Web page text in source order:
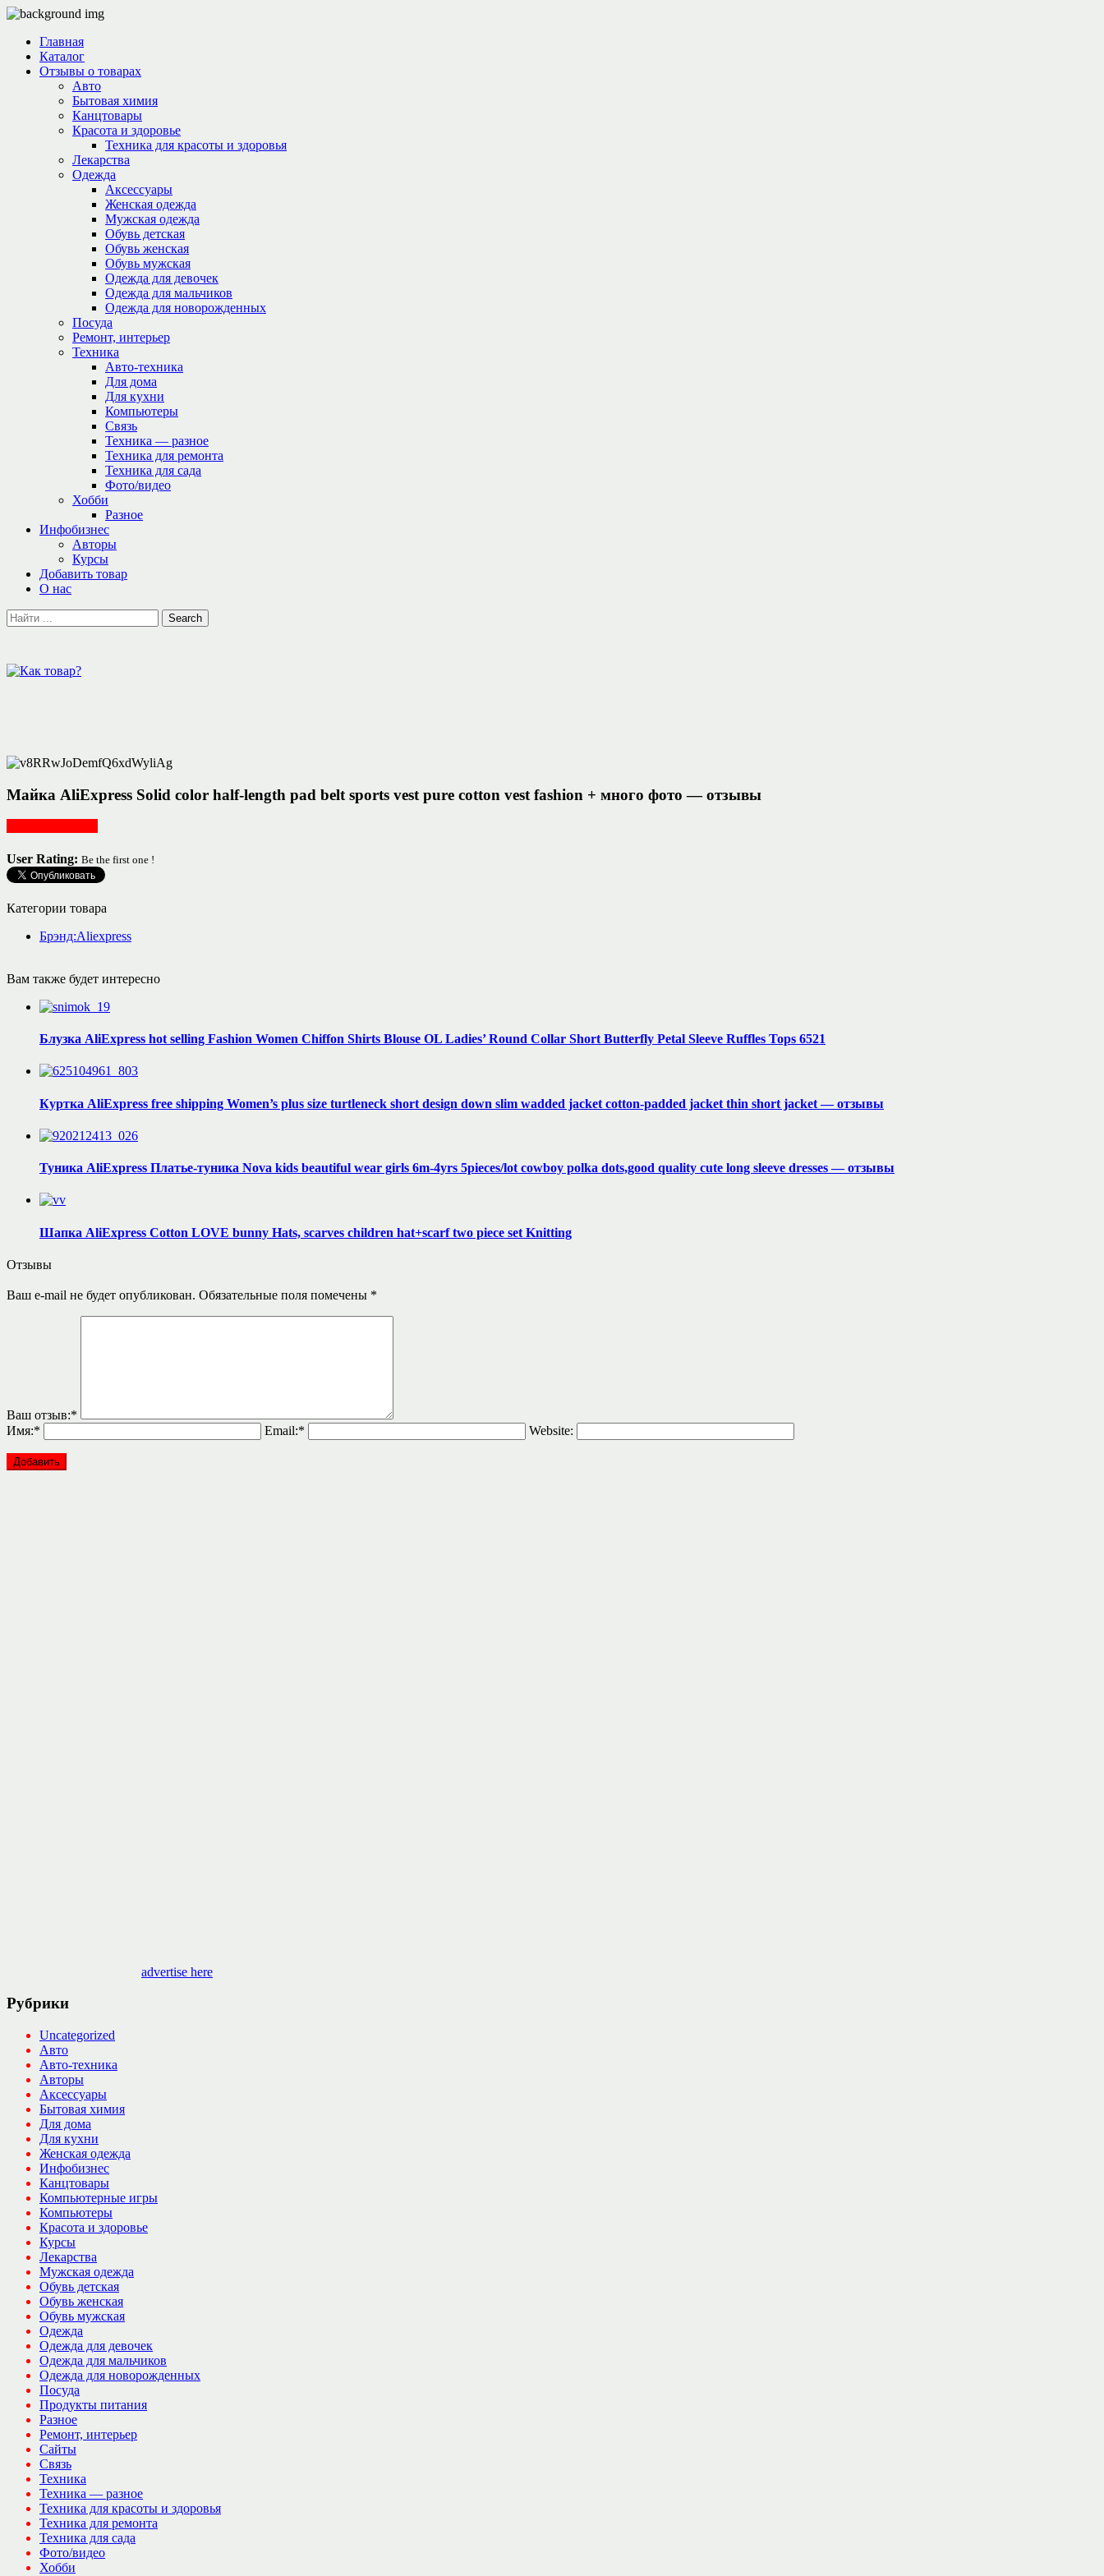
Главная
Каталог
Отзывы о товарах
Авто
Бытовая химия
Канцтовары
Красота и здоровье
Техника для красоты и здоровья
Лекарства
Одежда
Аксессуары
Женская одежда
Мужская одежда
Обувь детская
Обувь женская
Обувь мужская
Одежда для девочек
Одежда для мальчиков
Одежда для новорожденных
Посуда
Ремонт, интерьер
Техника
Авто-техника
Для дома
Для кухни
Компьютеры
Связь
Техника — разное
Техника для ремонта
Техника для сада
Фото/видео
Хобби
Разное
Инфобизнес
Авторы
Курсы
Добавить товар
О нас
Майка AliExpress Solid color half-length pad belt sports vest pure cotton vest fashion + много фото — отзывы
User Rating: Be the first one !
Категории товара
Брэнд:Aliexpress
Вам также будет интересно
Блузка AliExpress hot selling Fashion Women Chiffon Shirts Blouse OL Ladies’ Round Collar Short Butterfly Petal Sleeve Ruffles Tops 6521
Куртка AliExpress free shipping Women’s plus size turtleneck short design down slim wadded jacket cotton-padded jacket thin short jacket — отзывы
Туника AliExpress Платье-туника Nova kids beautiful wear girls 6m-4yrs 5pieces/lot cowboy polka dots,good quality cute long sleeve dresses — отзывы
Шапка AliExpress Cotton LOVE bunny Hats, scarves children hat+scarf two piece set Knitting
Отзывы
Ваш e-mail не будет опубликован. Обязательные поля помечены *
Ваш отзыв:*
Имя:* Email:* Website:
advertise here
Рубрики
Uncategorized
Авто
Авто-техника
Авторы
Аксессуары
Бытовая химия
Для дома
Для кухни
Женская одежда
Инфобизнес
Канцтовары
Компьютерные игры
Компьютеры
Красота и здоровье
Курсы
Лекарства
Мужская одежда
Обувь детская
Обувь женская
Обувь мужская
Одежда
Одежда для девочек
Одежда для мальчиков
Одежда для новорожденных
Посуда
Продукты питания
Разное
Ремонт, интерьер
Сайты
Связь
Техника
Техника — разное
Техника для красоты и здоровья
Техника для ремонта
Техника для сада
Фото/видео
Хобби